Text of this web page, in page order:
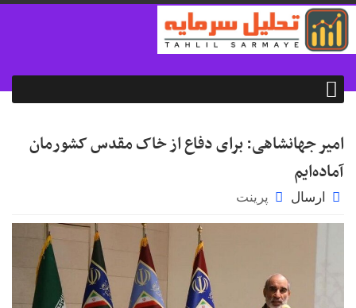
امیر جهانشاهی: برای دفاع از خاک مقدس کشورمان
آماده‌ایم
ارسال پرینت